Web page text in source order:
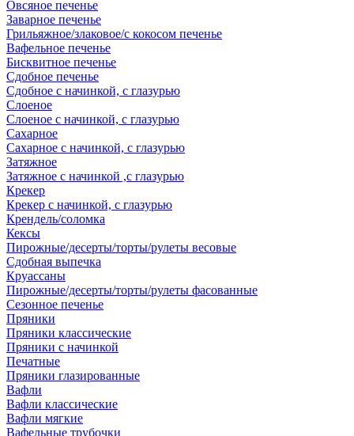
Овсяное печенье
Заварное печенье
Грильяжное/злаковое/с кокосом печенье
Вафельное печенье
Бисквитное печенье
Сдобное печенье
Сдобное с начинкой, с глазурью
Слоеное
Слоеное с начинкой, с глазурью
Сахарное
Сахарное с начинкой, с глазурью
Затяжное
Затяжное с начинкой ,с глазурью
Крекер
Крекер с начинкой, с глазурью
Крендель/соломка
Кексы
Пирожные/десерты/торты/рулеты весовые
Сдобная выпечка
Круассаны
Пирожные/десерты/торты/рулеты фасованные
Сезонное печенье
Пряники
Пряники классические
Пряники с начинкой
Печатные
Пряники глазированные
Вафли
Вафли классические
Вафли мягкие
Вафельные трубочки